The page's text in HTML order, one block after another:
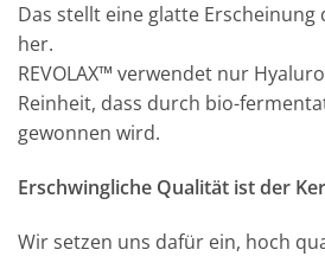
Das stellt eine glatte Erscheinung
her.
REVOLAX™ verwendet nur
Reinheit, dass durch bio-
gewonnen wird.
Erschwingliche Qualität ist der
Wir setzen uns dafür ein, hoch